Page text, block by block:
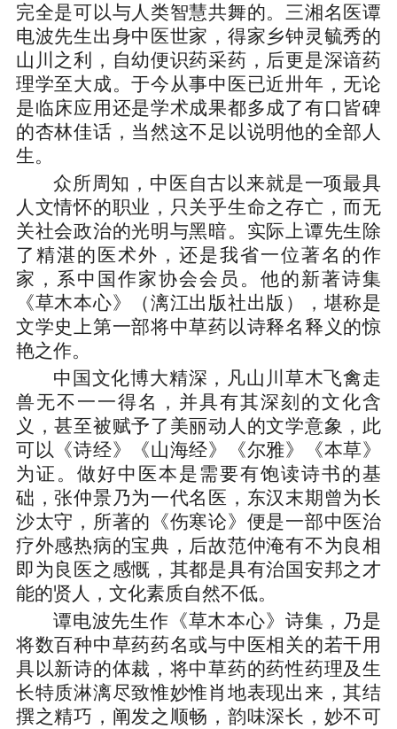
完全是可以与人类智慧共舞的。三湘名医谭
电波先生出身中医世家，得家乡钟灵毓秀的
山川之利，自幼便识药采药，后更是深谙药
理学至大成。于今从事中医已近卅年，无论
是临床应用还是学术成果都多成了有口皆碑
的杏林佳话，当然这不足以说明他的全部人
生。
众所周知，中医自古以来就是一项最具
人文情怀的职业，只关乎生命之存亡，而无
关社会政治的光明与黑暗。实际上谭先生除
了精湛的医术外，还是我省一位著名的作
家，系中国作家协会会员。他的新著诗集
《草木本心》（漓江出版社出版），堪称是
文学史上第一部将中草药以诗释名释义的惊
艳之作。
中国文化博大精深，凡山川草木飞禽走
兽无不一一得名，并具有其深刻的文化含
义，甚至被赋予了美丽动人的文学意象，此
可以《诗经》《山海经》《尔雅》《本草》
为证。做好中医本是需要有饱读诗书的基
础，张仲景乃为一代名医，东汉末期曾为长
沙太守，所著的《伤寒论》便是一部中医治
疗外感热病的宝典，后故范仲淹有不为良相
即为良医之感慨，其都是具有治国安邦之才
能的贤人，文化素质自然不低。
谭电波先生作《草木本心》诗集，乃是
将数百种中草药药名或与中医相关的若干用
具以新诗的体裁，将中草药的药性药理及生
长特质淋漓尽致惟妙惟肖地表现出来，其结
撰之精巧，阐发之顺畅，韵味深长，妙不可